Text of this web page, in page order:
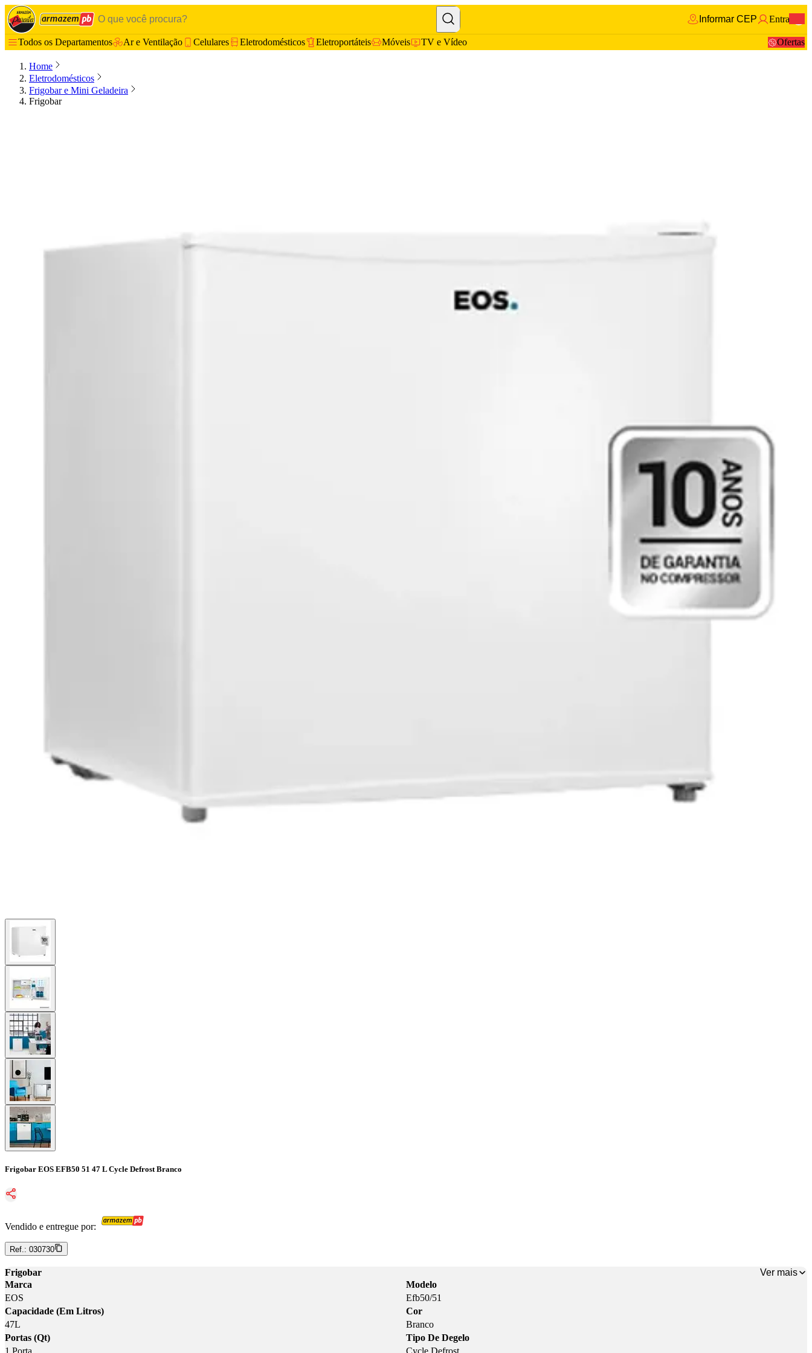
Informar CEP Entrar
Todos os Departamentos Ar e Ventilação Celulares Eletrodomésticos Eletroportáteis Móveis TV e Vídeo Ofertas
Home
Eletrodomésticos
Frigobar e Mini Geladeira
Frigobar
Frigobar EOS EFB50 51 47 L Cycle Defrost Branco
Vendido e entregue por:
Ref.: 030730
Frigobar
Ver mais
Marca
EOS
Modelo
Efb50/51
Capacidade (Em Litros)
47L
Cor
Branco
Portas (Qt)
Tipo De Degelo